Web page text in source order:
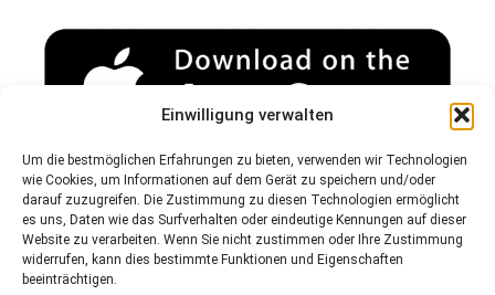
Einwilligung verwalten
Um die bestmöglichen Erfahrungen zu bieten, verwenden wir Technologien
wie Cookies, um Informationen auf dem Gerät zu speichern und/oder
darauf zuzugreifen. Die Zustimmung zu diesen Technologien ermöglicht
es uns, Daten wie das Surfverhalten oder eindeutige Kennungen auf dieser
Website zu verarbeiten. Wenn Sie nicht zustimmen oder Ihre Zustimmung
widerrufen, kann dies bestimmte Funktionen und Eigenschaften
beeinträchtigen.
Spam-Warnung:
Bitte überprüfen Sie Ihren Spam- oder Junk-Ordner, um unsere
E-Mails zu erhalten.